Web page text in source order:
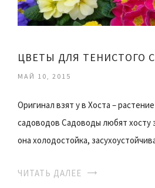
ЦВЕТЫ ДЛЯ ТЕНИСТОГО
МАЙ 10, 2015
Оригинал взят у в Хоста –
садоводов Садоводы любят хосту
она холодостойка,
ЧИТАТЬ ДАЛЕЕ